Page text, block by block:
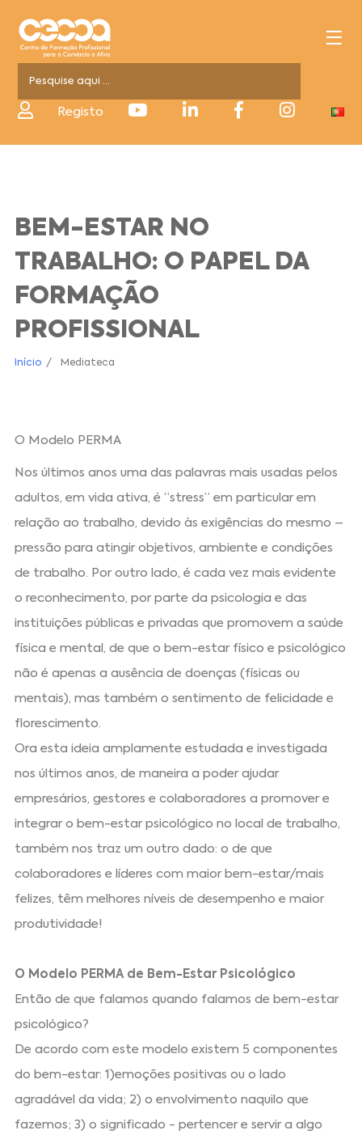
Registo
BEM-ESTAR NO
TRABALHO: O PAPEL DA
FORMAÇÃO
PROFISSIONAL
Início Mediateca
O Modelo PERMA
Nos últimos anos uma das palavras mais usadas pelos
adultos, em vida ativa, é “stress” em particular em
relação ao trabalho, devido às exigências do mesmo –
pressão para atingir objetivos, ambiente e condições
de trabalho. Por outro lado, é cada vez mais evidente
o reconhecimento, por parte da psicologia e das
instituições públicas e privadas que promovem a saúde
física e mental, de que o bem-estar físico e psicológico
não é apenas a ausência de doenças (físicas ou
mentais), mas também o sentimento de felicidade e
florescimento.
Ora esta ideia amplamente estudada e investigada
nos últimos anos, de maneira a poder ajudar
empresários, gestores e colaboradores a promover e
integrar o bem-estar psicológico no local de trabalho,
também nos traz um outro dado: o de que
colaboradores e líderes com maior bem-estar/mais
felizes, têm melhores níveis de desempenho e maior
produtividade!
O Modelo PERMA de Bem-Estar Psicológico
Então de que falamos quando falamos de bem-estar
psicológico?
De acordo com este modelo existem 5 componentes
do bem-estar: 1)emoções positivas ou o lado
agradável da vida; 2) o envolvimento naquilo que
fazemos; 3) o significado - pertencer e servir a algo